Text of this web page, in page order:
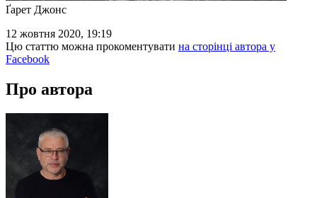
Ґарет Джонс
12 жовтня 2020, 19:19
Цю статтю можна прокоментувати на сторінці автора у
Facebook
Про автора